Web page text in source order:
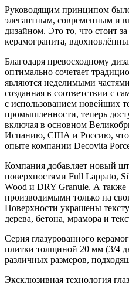
Руководящим принципом
элегантным, современным и
дизайном. Это то, что стоит
керамогранита,
Благодаря превосходному
оптимально сочетает
являются неделимыми
созданная в соответствии с
с использованием новейших
промышленности, теперь
включая в основном
Испанию, США и Россию, что
опыте компании Decovita
Компания добавляет новый
поверхностями Full Lappato,
Wood и DRY Granule. А также
производимыми только на
Поверхности украшены
дерева, бетона, мрамора и
Серия глазурованного
плитки толщиной 20 мм (3/4
различных размеров,
Эксклюзивная технология